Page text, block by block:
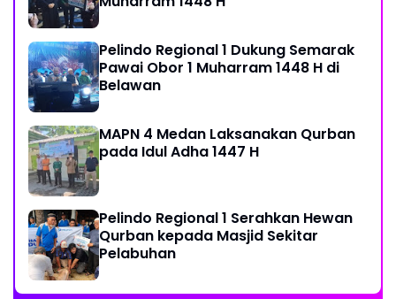
Pelindo Regional 1 Dukung Semarak
Pawai Obor 1 Muharram 1448 H di
Belawan
MAPN 4 Medan Laksanakan Qurban
pada Idul Adha 1447 H
Pelindo Regional 1 Serahkan Hewan
Qurban kepada Masjid Sekitar
Pelabuhan